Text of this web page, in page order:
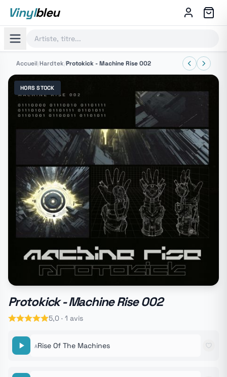
Vinylbleu
Accueil/Hardtek/Protokick - Machine Rise 002
HORS STOCK
Protokick - Machine Rise 002
5,0 · 1 avis
ARise Of The Machines